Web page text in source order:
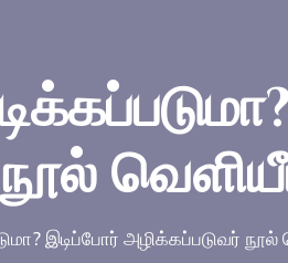
இடிப்போர் அழிக்கப்படுவர் நூல்